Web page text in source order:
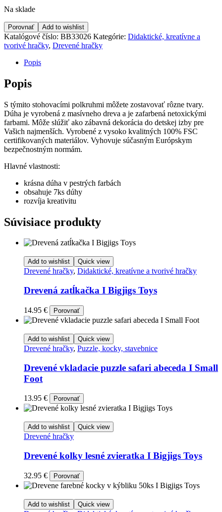
Na sklade
Porovnať Add to wishlist
Katalógové číslo: BB33026 Kategórie: Didaktické, kreatívne a
tvorivé hračky, Drevené hračky
Popis
Popis
S týmito stohovacími polkruhmi môžete zostavovať rôzne tvary.
Dúha je vyrobená z masívneho dreva a je zafarbená netoxickými
farbami. Môže slúžiť ako zábavná dekorácia do detskej izby pre
Vašich najmenších. Vyrobené z vysoko kvalitných 100% FSC
certifikovaných materiálov. Vyhovuje súčasným Európskym
bezpečnostným normám.
Hlavné vlastnosti:
krásna dúha v pestrých farbách
obsahuje 7ks dúhy
rozvíja kreativitu
Súvisiace produkty
Add to wishlist Quick view
Drevené hračky, Didaktické, kreatívne a tvorivé hračky
Drevená zatĺkačka I Bigjigs Toys
14.95 € Porovnať
Add to wishlist Quick view
Drevené hračky, Puzzle, kocky, stavebnice
Drevené vkladacie puzzle safari abeceda I Small
Foot
13.95 € Porovnať
Add to wishlist Quick view
Drevené hračky
Drevené kolky lesné zvieratka I Bigjigs Toys
32.95 € Porovnať
Add to wishlist Quick view